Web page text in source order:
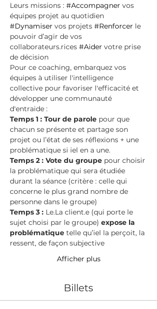
Leurs missions : #Accompagner vos
équipes projet au quotidien
#Dynamiser vos projets #Renforcer le
pouvoir d’agir de vos
collaborateurs.rices #Aider votre prise
de décision
Pour ce coaching, embarquez vos
équipes à utiliser l'intelligence
collective pour favoriser l'efficacité et
développer une communauté
d'entraide :
Temps 1 : Tour de parole pour que
chacun se présente et partage son
projet ou l’état de ses réflexions + une
problématique si iel en a une.
Temps 2 : Vote du groupe pour choisir
la problématique qui sera étudiée
durant la séance (critère : celle qui
concerne le plus grand nombre de
personne dans le groupe)
Temps 3 : Le.La client.e (qui porte le
sujet choisi par le groupe) expose la
problématique telle qu’iel la perçoit, la
ressent, de façon subjective
Afficher plus
Billets